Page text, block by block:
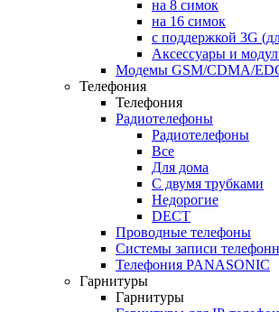
на 8 симок
на 16 симок
с поддержкой 3G
Аксессуары и
Модемы GSM/CDMA/
Телефония
Телефония
Радиотелефоны
Радиотелефоны
Все
Для дома
С двумя трубками
Недорогие
DECT
Проводные телефоны
Системы записи
Телефония PANASONIC
Гарнитуры
Гарнитуры